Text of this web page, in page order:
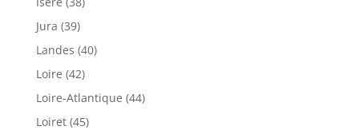
Jura (39)
Landes (40)
Loire (42)
Loire-Atlantique (44)
Loiret (45)